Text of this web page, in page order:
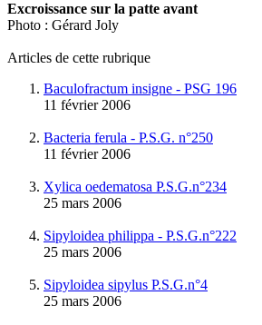
Excroissance sur la patte avant
Photo : Gérard Joly
Articles de cette rubrique
Baculofractum insigne - PSG 196
11 février 2006
Bacteria ferula - P.S.G. n°250
11 février 2006
Xylica oedematosa P.S.G.n°234
25 mars 2006
Sipyloidea philippa - P.S.G.n°222
25 mars 2006
Sipyloidea sipylus P.S.G.n°4
25 mars 2006